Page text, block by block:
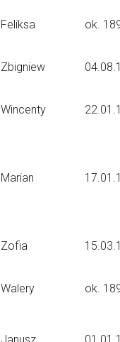
Feliksa ok.
Zbigniew
Wincenty
Marian
Zofia
Walery ok.